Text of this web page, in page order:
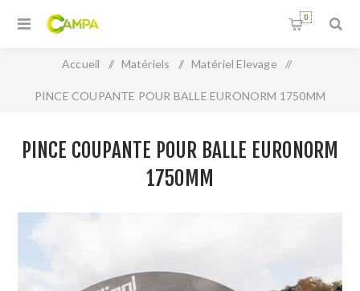
0
Accueil / Matériels / Matériel Elevage /
PINCE COUPANTE POUR BALLE EURONORM 1750MM
PINCE COUPANTE POUR BALLE EURONORM
1750MM